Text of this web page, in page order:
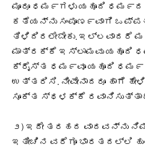
ಮೂರೂ ಧಮ೯ಗಳು ಯಹೂದಿ
ಕತೆಯನ್ನು ಸಂಪೂಣ೯ವಾಗಿ
ತಿಳಿದಿರಲೇಬೇಕು. ಇಲ್ಲವಾದರೆ
ಮಾತ್ರಕ್ಕೆ ಇಸ್ಲಾಮವು ಯಹೂದಿ
ಕ್ರೈಸ್ತ ಧಮ೯ವೂ ಯಹೂದಿ ಧಮ೯ದ
ಉತ್ತರಿಸಿ. ನೀವೇನಾದರೂ ಹಾಗೆ
ಸೂಕ್ತ ಸ್ಥಳಕ್ಕೆ
೨) ಇದೇ ತರಹದ ವಾದವನ್ನು
ಇತೀಚಿನ ವರೆಗೂ ಭಾರತದಲ್ಲಿ